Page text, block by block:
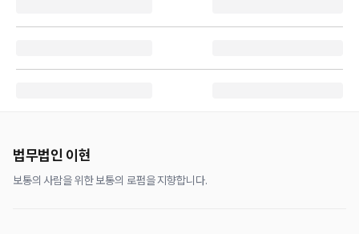
법무법인 이현
보통의 사람을 위한 보통의 로펌을 지향합니다.